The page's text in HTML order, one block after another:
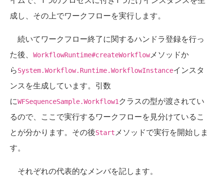
成し、その上でワークフローを実行します。
続いてワークフロー終了に関するハンドラ登録を行っ
た後、
WorkflowRuntime#createWorkflowメソッドか
らSystem.Workflow.Runtime.WorkflowInstanceインスタ
ンスを生成しています。引数
にWFSequenceSample.Workflow1 クラスの型が渡されてい
るので、ここで実行するワークフローを見分けているこ
とが分かります。その後Startメソッドで実行を開始しま
す。
それぞれの代表的なメンバを記します。